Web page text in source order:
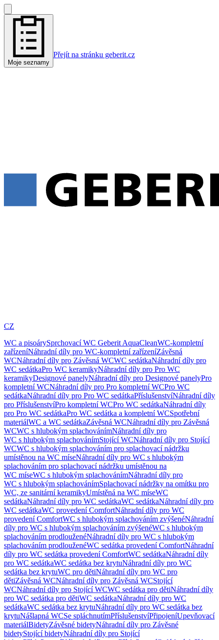
Moje seznamy
Přejít na stránku geberit.cz
CZ
WC a pisoárySprchovací WC Geberit AquaCleanWC-kompletní
zařízeníNáhradní díly pro WC-kompletní zařízeníZávěsná
WCNáhradní díly pro Závěsná WCWC sedátkaNáhradní díly pro
WC sedátkaPro WC keramikyNáhradní díly pro Pro WC
keramikyDesignové panelyNáhradní díly pro Designové panelyPro
kompletní WCNáhradní díly pro Pro kompletní WCPro WC
sedátkaNáhradní díly pro Pro WC sedátkaPříslušenstvíNáhradní díly
pro PříslušenstvíPro kompletní WCPro WC sedátkaNáhradní díly
pro Pro WC sedátkaPro WC sedátka a kompletní WCSpotřební
materiálWC a WC sedátkaZávěsná WCNáhradní díly pro Závěsná
WCWC s hlubokým splachovánímNáhradní díly pro
WC s hlubokým splachovánímStojící WCNáhradní díly pro Stojící
WCWC s hlubokým splachováním pro splachovací nádržku
umístěnou na WC míseNáhradní díly pro WC s hlubokým
splachováním pro splachovací nádržku umístěnou na
WC míseWC s hlubokým splachovánímNáhradní díly pro
WC s hlubokým splachovánímSplachovací nádržky na omítku pro
WC, ze sanitární keramikyUmístěná na WC míseWC
sedátkaNáhradní díly pro WC sedátkaWC sedátkaNáhradní díly pro
WC sedátkaWC provedení ComfortNáhradní díly pro WC
provedení ComfortWC s hlubokým splachováním zvýšenéNáhradní
díly pro WC s hlubokým splachováním zvýšenéWC s hlubokým
splachováním prodlouženéNáhradní díly pro WC s hlubokým
splachováním prodlouženéWC sedátka provedení ComfortNáhradní
díly pro WC sedátka provedení ComfortWC sedátkaNáhradní díly
pro WC sedátkaWC sedátka bez krytuNáhradní díly pro WC
sedátka bez krytuWC pro dětiNáhradní díly pro WC pro
dětiZávěsná WCNáhradní díly pro Závěsná WCStojící
WCNáhradní díly pro Stojící WCWC sedátka pro dětiNáhradní díly
pro WC sedátka pro dětiWC sedátkaNáhradní díly pro WC
sedátkaWC sedátka bez krytuNáhradní díly pro WC sedátka bez
krytuNášlapná WCSe spláchnutímPříslušenstvíPřipojeníUpevňovací
materiálBidetyZávěsné bidetyNáhradní díly pro Závěsné
bidetyStojící bidetyNáhradní díly pro Stojící